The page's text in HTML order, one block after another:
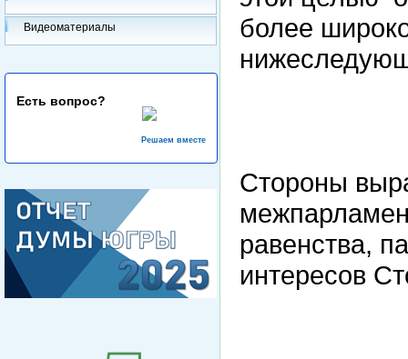
Видеоматериалы
Есть вопрос?
Решаем вместе
более
Стороны
равенства,
интересов